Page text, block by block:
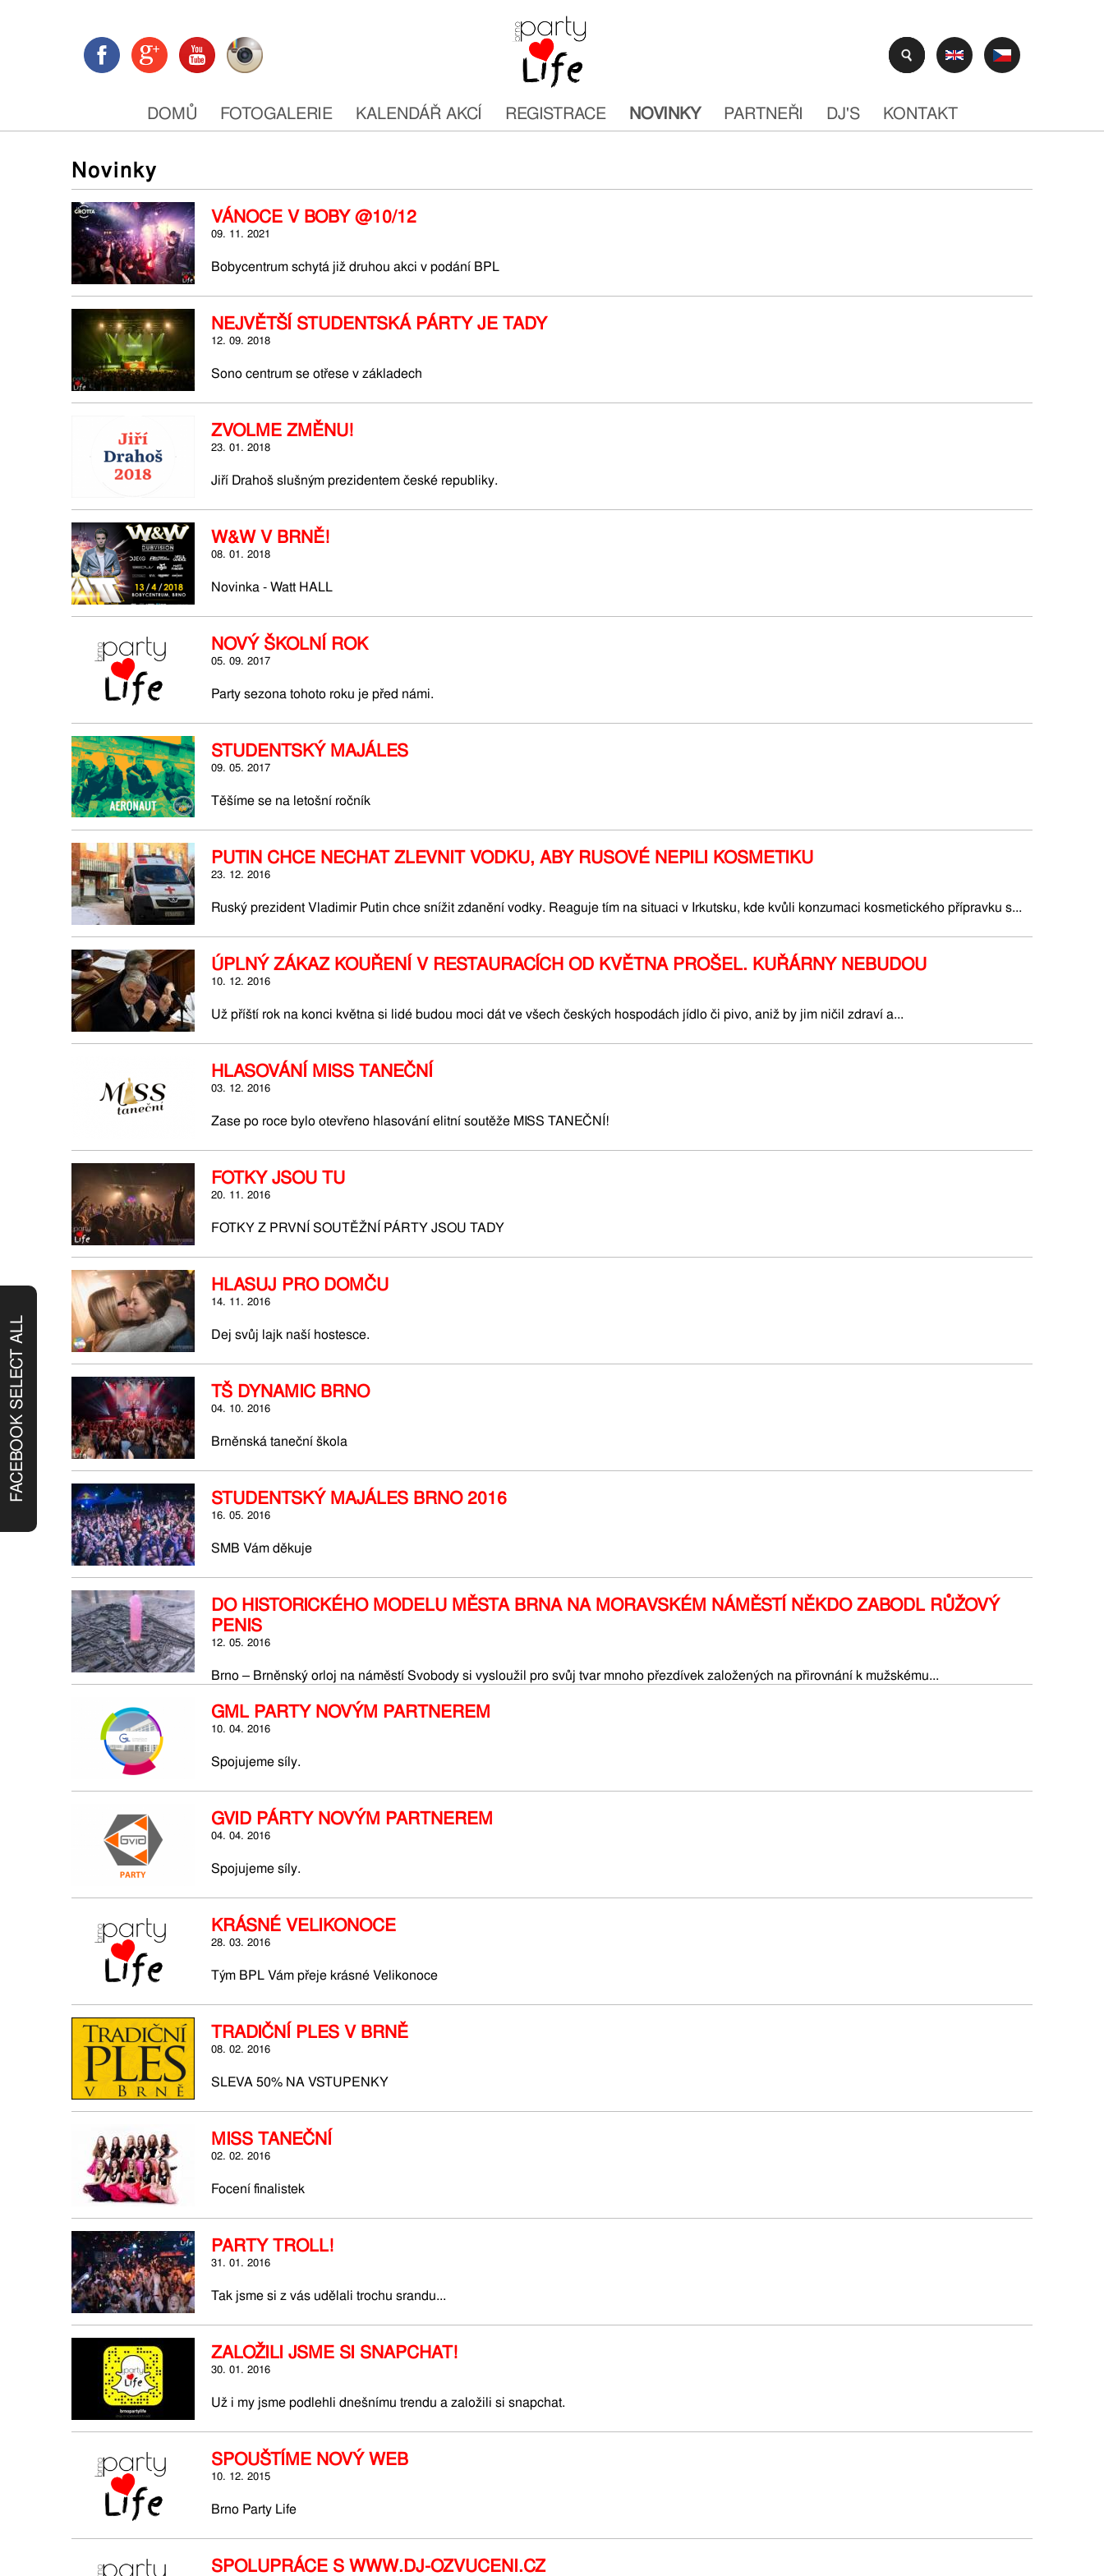
DOMŮ FOTOGALERIE KALENDÁŘ AKCÍ REGISTRACE NOVINKY PARTNEŘI DJ'S KONTAKT
FACEBOOK SELECT ALL
Novinky
VÁNOCE V BOBY @10/12
09. 11. 2021
Bobycentrum schytá již druhou akci v podání BPL
NEJVĚTŠÍ STUDENTSKÁ PÁRTY JE TADY
12. 09. 2018
Sono centrum se otřese v základech
ZVOLME ZMĚNU!
23. 01. 2018
Jiří Drahoš slušným prezidentem české republiky.
W&W V BRNĚ!
08. 01. 2018
Novinka - Watt HALL
NOVÝ ŠKOLNÍ ROK
05. 09. 2017
Party sezona tohoto roku je před námi.
STUDENTSKÝ MAJÁLES
09. 05. 2017
Těšíme se na letošní ročník
PUTIN CHCE NECHAT ZLEVNIT VODKU, ABY RUSOVÉ NEPILI KOSMETIKU
23. 12. 2016
Ruský prezident Vladimir Putin chce snížit zdanění vodky. Reaguje tím na situaci v Irkutsku, kde kvůli konzumaci kosmetického přípravku s...
ÚPLNÝ ZÁKAZ KOUŘENÍ V RESTAURACÍCH OD KVĚTNA PROŠEL. KUŘÁRNY NEBUDOU
10. 12. 2016
Už příští rok na konci května si lidé budou moci dát ve všech českých hospodách jídlo či pivo, aniž by jim ničil zdraví a...
HLASOVÁNÍ MISS TANEČNÍ
03. 12. 2016
Zase po roce bylo otevřeno hlasování elitní soutěže MISS TANEČNÍ!
FOTKY JSOU TU
20. 11. 2016
FOTKY Z PRVNÍ SOUTĚŽNÍ PÁRTY JSOU TADY
HLASUJ PRO DOMČU
14. 11. 2016
Dej svůj lajk naší hostesce.
TŠ DYNAMIC BRNO
04. 10. 2016
Brněnská taneční škola
STUDENTSKÝ MAJÁLES BRNO 2016
16. 05. 2016
SMB Vám děkuje
DO HISTORICKÉHO MODELU MĚSTA BRNA NA MORAVSKÉM NÁMĚSTÍ NĚKDO ZABODL RŮŽOVÝ
PENIS
12. 05. 2016
Brno – Brněnský orloj na náměstí Svobody si vysloužil pro svůj tvar mnoho přezdívek založených na přirovnání k mužskému...
GML PARTY NOVÝM PARTNEREM
10. 04. 2016
Spojujeme síly.
GVID PÁRTY NOVÝM PARTNEREM
04. 04. 2016
Spojujeme síly.
KRÁSNÉ VELIKONOCE
28. 03. 2016
Tým BPL Vám přeje krásné Velikonoce
TRADIČNÍ PLES V BRNĚ
08. 02. 2016
SLEVA 50% NA VSTUPENKY
MISS TANEČNÍ
02. 02. 2016
Focení finalistek
PARTY TROLL!
31. 01. 2016
Tak jsme si z vás udělali trochu srandu...
ZALOŽILI JSME SI SNAPCHAT!
30. 01. 2016
Už i my jsme podlehli dnešnímu trendu a založili si snapchat.
SPOUŠTÍME NOVÝ WEB
10. 12. 2015
Brno Party Life
SPOLUPRÁCE S WWW.DJ-OZVUCENI.CZ